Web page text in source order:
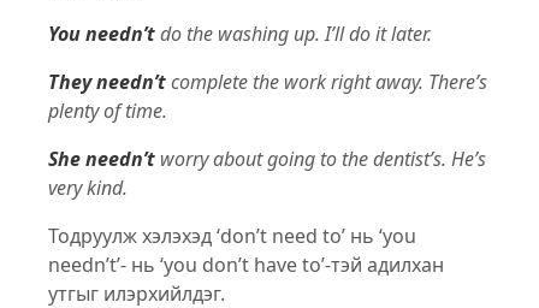
You needn’tdo the washing up. I’ll do it later.
They needn’tcomplete the work right away. There’s
plenty of time.
She needn’t worry about going to the dentist’s. He’s
very kind.
Тодруулж хэлэхэд ‘don’t need to’ нь ‘you
needn’t’- нь ‘you don’t have to’-тэй адилхан
утгыг илэрхийлдэг.